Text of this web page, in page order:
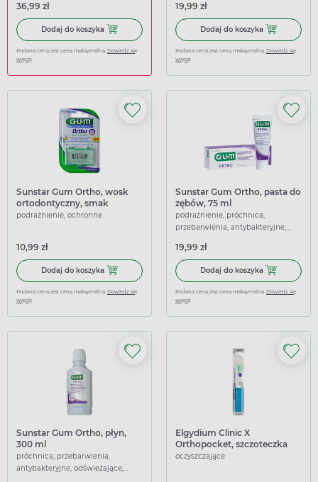
36,99 zł
Dodaj do koszyka Dodaj do koszyka Ibuprom Max Sprint, 40 kapsułek
Podana cena jest ceną maksymalną. Dowiedz się
więcej
19,99 zł
Dodaj do koszyka Dodaj do
Podana cena jest ceną maksymalną. Dowiedz się
więcej
Sunstar Gum Ortho, wosk
ortodontyczny, smak
neutralny
podrażnienie, ochronne
10,99 zł
Dodaj do koszyka Dodaj do koszyka Sunstar Gum Ortho, wosk
Podana cena jest ceną maksymalną. Dowiedz się
więcej
Sunstar Gum Ortho, pasta do
zębów, 75 ml
podrażnienie, próchnica,
przebarwienia, antybakteryjne,
odświeżające, łagodzące
19,99 zł
Dodaj do koszyka Dodaj do
Podana cena jest ceną maksymalną. Dowiedz się
więcej
Sunstar Gum Ortho, płyn,
300 ml
próchnica, przebarwienia,
antybakteryjne, odświeżające,
Elgydium Clinic X
Orthopocket, szczoteczka
ortodontyczna podróżna
oczyszczające